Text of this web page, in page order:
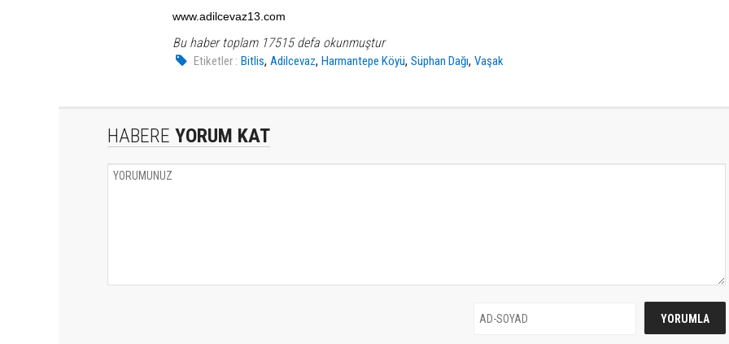
www.adilcevaz13.com
Bu haber toplam 17515 defa okunmuştur
Etiketler : Bitlis,Adilcevaz,Harmantepe Köyü,Süphan Dağı,Vaşak
HABERE YORUM KAT